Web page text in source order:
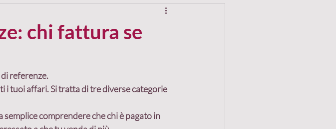
marketing relazionale
clienti Vendita
chi fattura se
referenze.
i tuoi affari. Si tratta di tre diverse categorie
semplice comprendere che chi è pagato in